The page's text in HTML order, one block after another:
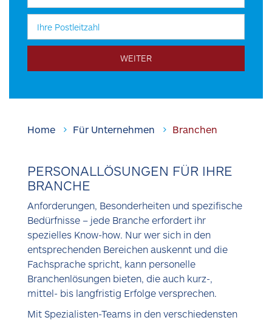
WEITER
PERSONALANFRAGEN
KONTAKT AUFNEHMEN
Home Für Unternehmen Branchen
PERSONALLÖSUNGEN FÜR IHRE
BRANCHE
Anforderungen, Besonderheiten und spezifische
Bedürfnisse – jede Branche erfordert ihr
spezielles Know-how. Nur wer sich in den
entsprechenden Bereichen auskennt und die
Fachsprache spricht, kann personelle
Branchenlösungen bieten, die auch kurz-,
mittel- bis langfristig Erfolge versprechen.
Mit Spezialisten-Teams in den verschiedensten